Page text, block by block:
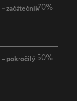
70%
– začátečník
50%
– pokročilý